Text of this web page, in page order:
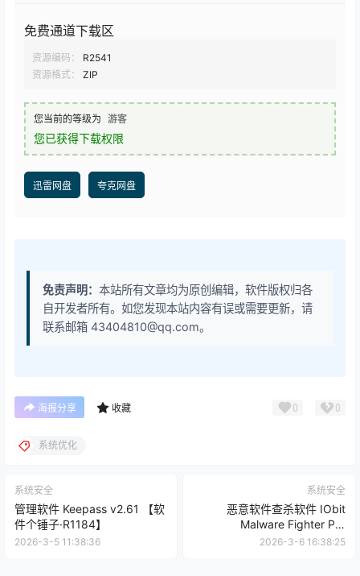
免费通道下载区
资源编码：
R2541
资源格式：
ZIP
您当前的等级为 游客
您已获得下载权限
迅雷网盘 夸克网盘
免责声明： 本站所有文章均为原创编辑，软件版权归各
自开发者所有。如您发现本站内容有误或需要更新，请
联系邮箱 43404810@qq.com。
海报分享 收藏 0 0
系统优化
系统安全
管理软件 Keepass v2.61 【软
件个锤子·R1184】
2026-3-5 11:38:36
系统安全
恶意软件查杀软件 IObit
Malware Fighter Pro
v13.2.0.1635 【软件个锤子
2026-3-6 16:38:25